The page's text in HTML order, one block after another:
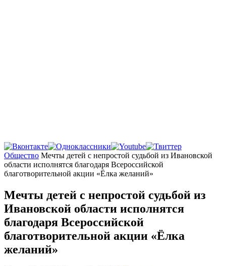
Главная
Общество Мечты детей с непростой судьбой из Ивановской
области исполнятся благодаря Всероссийской
благотворительной акции «Ёлка желаний»
Мечты детей с непростой судьбой из
Ивановской области исполнятся
благодаря Всероссийской
благотворительной акции «Ёлка
желаний»